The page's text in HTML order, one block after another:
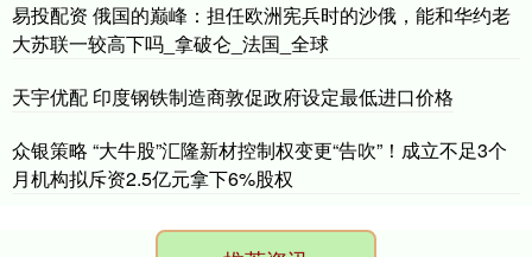
易投配资 俄国的巅峰：担任欧洲宪兵时的沙俄，能和华约老
大苏联一较高下吗_拿破仑_法国_全球
天宇优配 印度钢铁制造商敦促政府设定最低进口价格
众银策略 “大牛股”汇隆新材控制权变更“告吹”！成立不足3个
月机构拟斥资2.5亿元拿下6%股权